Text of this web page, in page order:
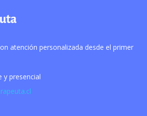
atención personalizada desde el primer
y presencial